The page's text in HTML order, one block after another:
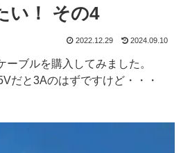
い！ その4
2022.12.29 2024.09.10
ブルを購入してみました。
だと3Aのはずですけど・・・